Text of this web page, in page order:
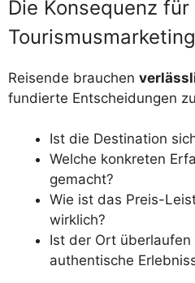
Die Konsequenz für
Reisende brauchen
fundierte Entscheidungen
Ist die Destination
Welche konkreten
gemacht?
Wie ist das Preis-
wirklich?
Ist der Ort
authentische